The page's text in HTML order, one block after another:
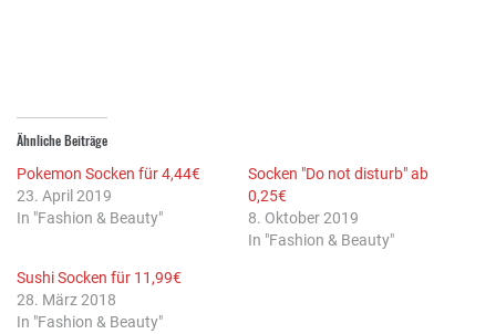
Ähnliche Beiträge
Pokemon Socken für 4,44€
23. April 2019
In "Fashion & Beauty"
Socken "Do not disturb" ab
0,25€
8. Oktober 2019
In "Fashion & Beauty"
Sushi Socken für 11,99€
28. März 2018
In "Fashion & Beauty"